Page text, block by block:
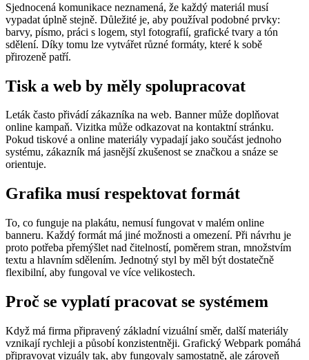
Sjednocená komunikace neznamená, že každý materiál musí
vypadat úplně stejně. Důležité je, aby používal podobné prvky:
barvy, písmo, práci s logem, styl fotografií, grafické tvary a tón
sdělení. Díky tomu lze vytvářet různé formáty, které k sobě
přirozeně patří.
Tisk a web by měly spolupracovat
Leták často přivádí zákazníka na web. Banner může doplňovat
online kampaň. Vizitka může odkazovat na kontaktní stránku.
Pokud tiskové a online materiály vypadají jako součást jednoho
systému, zákazník má jasnější zkušenost se značkou a snáze se
orientuje.
Grafika musí respektovat formát
To, co funguje na plakátu, nemusí fungovat v malém online
banneru. Každý formát má jiné možnosti a omezení. Při návrhu je
proto potřeba přemýšlet nad čitelností, poměrem stran, množstvím
textu a hlavním sdělením. Jednotný styl by měl být dostatečně
flexibilní, aby fungoval ve více velikostech.
Proč se vyplatí pracovat se systémem
Když má firma připravený základní vizuální směr, další materiály
vznikají rychleji a působí konzistentněji. Grafický Webpark pomáhá
připravovat vizuály tak, aby fungovaly samostatně, ale zároveň